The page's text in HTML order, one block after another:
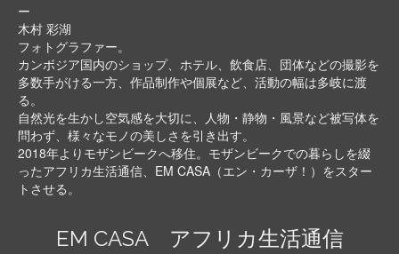
ー
木村 彩湖
フォトグラファー。
カンボジア国内のショップ、ホテル、飲食店、団体などの撮影を
多数手がける一方、作品制作や個展など、活動の幅は多岐に渡
る。
自然光を生かし空気感を大切に、人物・静物・風景など被写体を
問わず、様々なモノの美しさを引き出す。
2018年よりモザンビークへ移住。モザンビークでの暮らしを綴
ったアフリカ生活通信、EM CASA（エン・カーザ！）をスター
トさせる。
EM CASA アフリカ生活通信